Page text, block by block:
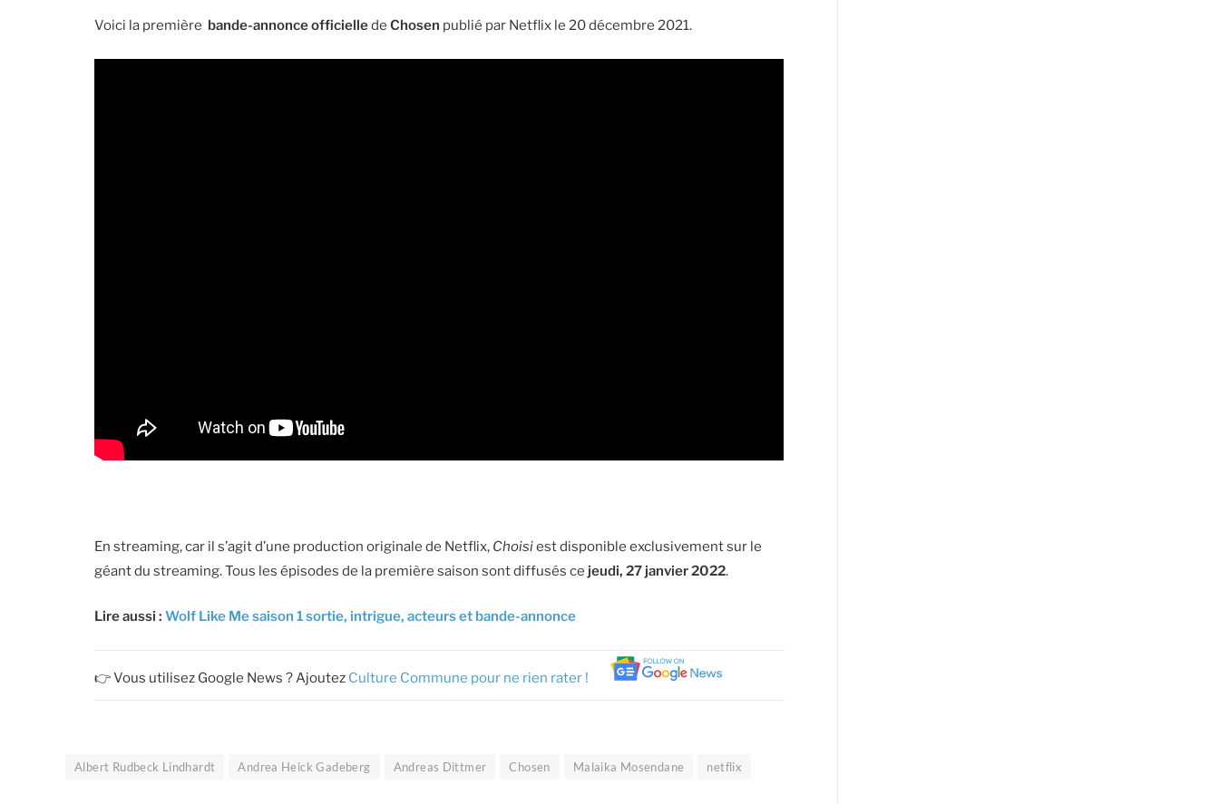
Voici la première bande-annonce officielledeChosen publié par Netflix le 20 décembre 2021.
En streaming, car il s’agit d’une production originale de Netflix, Choisiest disponible exclusivement sur le
géant du streaming. Tous les épisodes de la première saison sont diffusés ce jeudi, 27 janvier 2022.
Lire aussi :Wolf Like Me saison 1 sortie, intrigue, acteurs et bande-annonce
👉 Vous utilisez Google News ? Ajoutez Culture Commune pour ne rien rater !
Albert Rudbeck Lindhardt Andrea Heick Gadeberg Andreas Dittmer Chosen Malaika Mosendane netflix